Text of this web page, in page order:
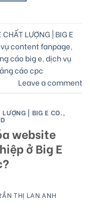
LƯỢNG | BIG E
content fanpage,
cáo big e,dịch vụ
cáo cpc
Leave a comment
| BIG E CO.,
website
ở Big E
THỊ LAN ANH